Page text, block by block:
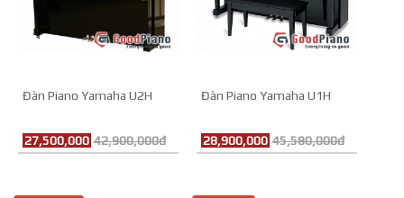
Đàn Piano Yamaha U2H
27,500,000 42,900,000đ
Đàn Piano Yamaha U1H
28,900,000 45,580,000đ